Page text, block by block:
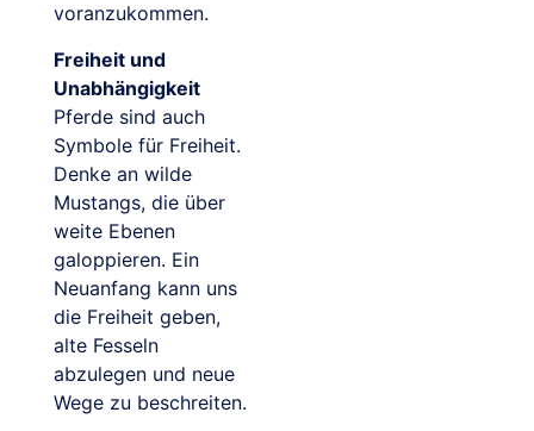
voranzukommen.
Freiheit und
Unabhängigkeit
Pferde sind auch
Symbole für Freiheit.
Denke an wilde
Mustangs, die über
weite Ebenen
galoppieren. Ein
Neuanfang kann uns
die Freiheit geben,
alte Fesseln
abzulegen und neue
Wege zu beschreiten.